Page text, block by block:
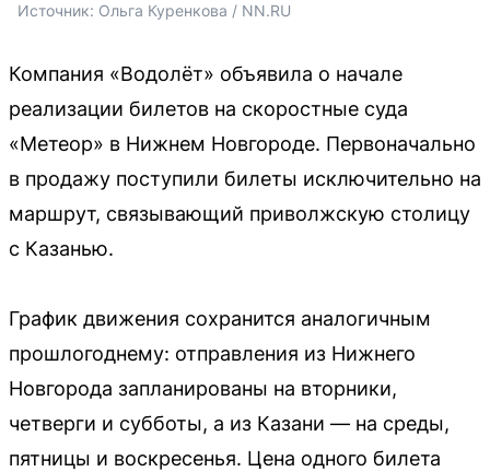
Источник: Ольга Куренкова / NN.RU
Компания «Водолёт» объявила о начале
реализации билетов на скоростные суда
«Метеор» в Нижнем Новгороде. Первоначально
в продажу поступили билеты исключительно на
маршрут, связывающий приволжскую столицу
с Казанью.
График движения сохранится аналогичным
прошлогоднему: отправления из Нижнего
Новгорода запланированы на вторники,
четверги и субботы, а из Казани — на среды,
пятницы и воскресенья. Цена одного билета